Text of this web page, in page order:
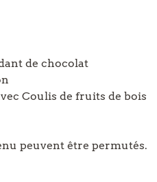
de chocolat
Coulis de fruits de bois
peuvent être permutés.